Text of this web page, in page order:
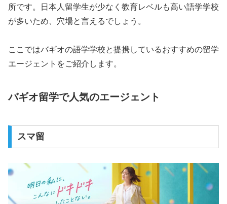
所です。日本人留学生が少なく教育レベルも高い語学学校
が多いため、穴場と言えるでしょう。
ここではバギオの語学学校と提携しているおすすめの留学
エージェントをご紹介します。
バギオ留学で人気のエージェント
スマ留